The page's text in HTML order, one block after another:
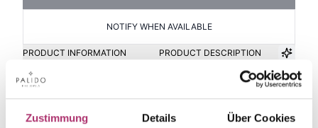
Zustimmung Details Über Cookies
NOTIFY WHEN AVAILABLE
PRODUCT INFORMATION PRODUCT DESCRIPTION
Item group
Bouton
Material